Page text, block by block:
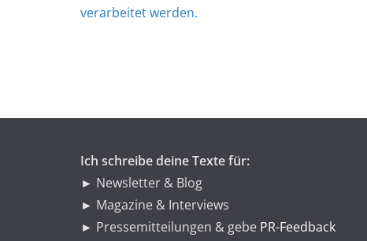
verarbeitet werden.
Ich schreibe deine Texte für:
► Newsletter & Blog
► Magazine & Interviews
► Pressemitteilungen & gebe PR-Feedback